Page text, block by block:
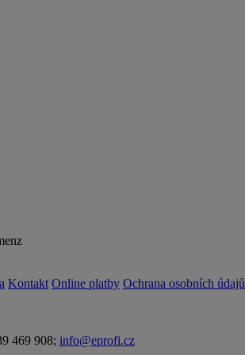
Kontakt Online platby Ochrana osobních údajů
469 908; info@eprofi.cz